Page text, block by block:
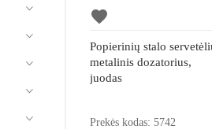
favorite
Popierinių stalo
metalinis dozatorius,
juodas
Prekės kodas: 5742